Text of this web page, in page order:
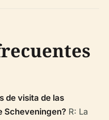
de visita de las
Scheveningen? R: La